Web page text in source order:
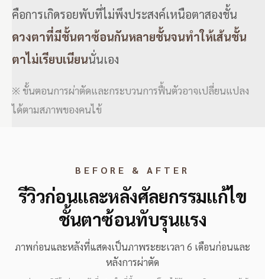
คือการเกิดรอยพับที่ไม่พึงประสงค์เหนือตาสองชั้น
ดวงตาที่มีชั้นตาซ้อนกันหลายชั้นจนทำให้เส้นชั้น
ตาไม่เรียบเนียนนั่นเอง
※ ขั้นตอนการผ่าตัดและกระบวนการฟื้นตัวอาจเปลี่ยนแปลง
ได้ตามสภาพของคนไข้
BEFORE & AFTER
รีวิวก่อนและหลังศัลยกรรมแก้ไข
ชั้นตาซ้อนทับรุนแรง
ภาพก่อนและหลังที่แสดงเป็นภาพระยะเวลา 6 เดือนก่อนและ
หลังการผ่าตัด